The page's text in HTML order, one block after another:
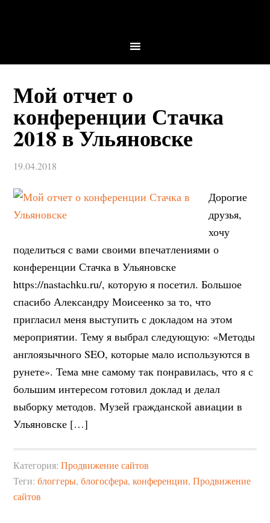
Мой отчет о
конференции Стачка
2018 в Ульяновске
19.04.2018
Дорогие
друзья,
хочу
поделиться с вами своими впечатлениями о
конференции Стачка в Ульяновске
https://nastachku.ru/, которую я посетил. Большое
спасибо Александру Моисеенко за то, что
пригласил меня выступить с докладом на этом
мероприятии. Тему я выбрал следующую: «Методы
англоязычного SEO, которые мало используются в
рунете». Тема мне самому так понравилась, что я с
большим интересом готовил доклад и делал
выборку методов. Музей гражданской авиации в
Ульяновске […]
Категория:Продвижение сайтов
Теги:блоггеры,блогосфера,конференции,Продвижение
сайтов